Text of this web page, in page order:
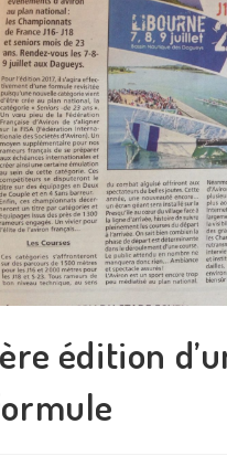
édition